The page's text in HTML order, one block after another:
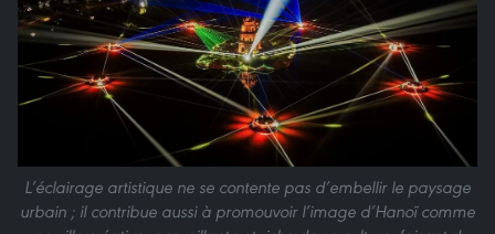
L’éclairage artistique ne se contente pas d’embellir le paysage
urbain ; il contribue aussi à promouvoir l’image d’Hanoï comme